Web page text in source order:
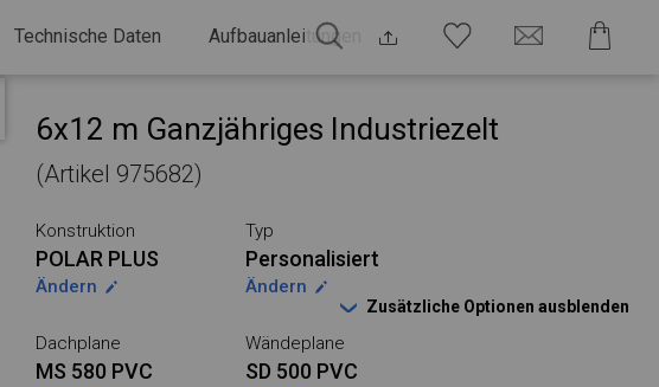
Technische Daten Aufbauanleitungen
6x12 m Ganzjähriges Industriezelt
(Artikel 975682)
Konstruktion
POLAR PLUS
Ändern
Typ
Personalisiert
Ändern
Zusätzliche Optionen ausblenden
Dachplane
MS 580 PVC
Wändeplane
SD 500 PVC